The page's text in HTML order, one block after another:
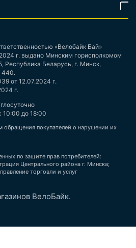
«Велобайк Бай»
г. выдано Минским горисполкомом
Республика Беларусь, г. Минск,
440.
от 12.07.2024 г.
г.
10:00 до 18:00
обращения покупателей о нарушении их
по защите прав потребителей:
Центрального района г. Минска;
торговли и услуг
ВелоБайк.